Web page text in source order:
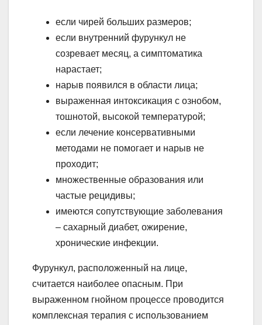
если чирей больших размеров;
если внутренний фурункул не
созревает месяц, а симптоматика
нарастает;
нарыв появился в области лица;
выраженная интоксикация с ознобом,
тошнотой, высокой температурой;
если лечение консервативными
методами не помогает и нарыв не
проходит;
множественные образования или
частые рецидивы;
имеются сопутствующие заболевания
– сахарный диабет, ожирение,
хронические инфекции.
Фурункул, расположенный на лице,
считается наиболее опасным. При
выраженном гнойном процессе проводится
комплексная терапия с использованием